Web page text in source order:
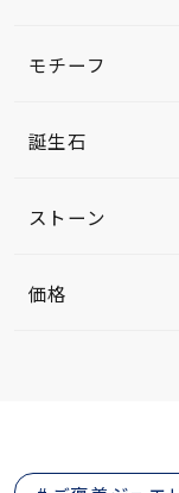
モチーフ
誕生石
ストーン
価格